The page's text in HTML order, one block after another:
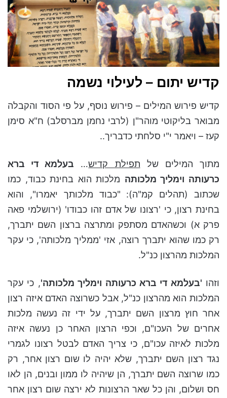
קדיש יתום – לעילוי נשמה
קדיש פירוש המילים – פירוש נוסף, על פי הסוד והקבלה
מבואר בליקוטי מוהר"ן (לרבי נחמן מברסלב) ח"א סימן
קעז – ויאמר י"י סלחתי כדבריך..
מתוך המילים של תפילת קדיש… בעלמא די ברא
כרעותה וימליך מלכותה מלכות הוא בחינת כבוד, כמו
שכתוב (תהלים קמ"ה): "כבוד מלכותך יאמרו", והוא
בחינת רצון, כי 'רצונו של אדם זהו כבודו' (ירושלמי פאה
פרק א) וכשהאדם מסתפק ומתרצה ברצון השם יתברך,
רק כמו שהוא יתברך רוצה, אזי 'ממליך מלכותה', כי עקר
המלכות מהרצון כנ"ל.
וזהו 'בעלמא די ברא כרעותה וימליך מלכותה', כי עקר
המלכות הוא מהרצון כנ"ל, אבל כשרוצה האדם איזה רצון
אחר חוץ מרצון השם יתברך, על ידי זה נעשה מלכות
אחרים של העכו"ם, וכפי הרצון האחר כן נעשה איזה
מלכות לאיזה עכו"ם, כי צריך האדם לבטל רצונו לגמרי
נגד רצון השם יתברך, שלא יהיה לו שום רצון אחר, רק
כמו שרוצה השם יתברך, הן שיהיה לו ממון ובנים, הן לאו
חס ושלום, והן כל שאר הרצונות לא ירצה שום רצון אחר